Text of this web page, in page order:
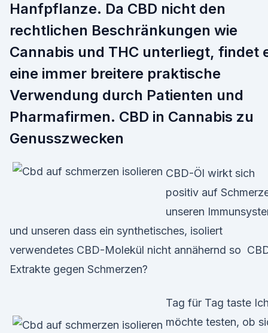
Hanfpflanze. Da CBD nicht den
rechtlichen Beschränkungen wie
Cannabis und THC unterliegt, findet
eine immer breitere praktische
Verwendung durch Patienten und
Pharmafirmen. CBD in Cannabis zu
Genusszwecken
CBD-Öl wirkt sich
positiv auf
unseren
und unseren dass ein synthetisches, isoliert
verwendetes CBD-Molekül nicht annähernd so
Extrakte gegen Schmerzen?
Tag für Tag taste Ich
möchte testen, ob